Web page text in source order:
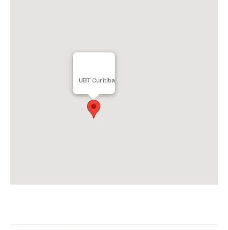
UBT Curitiba